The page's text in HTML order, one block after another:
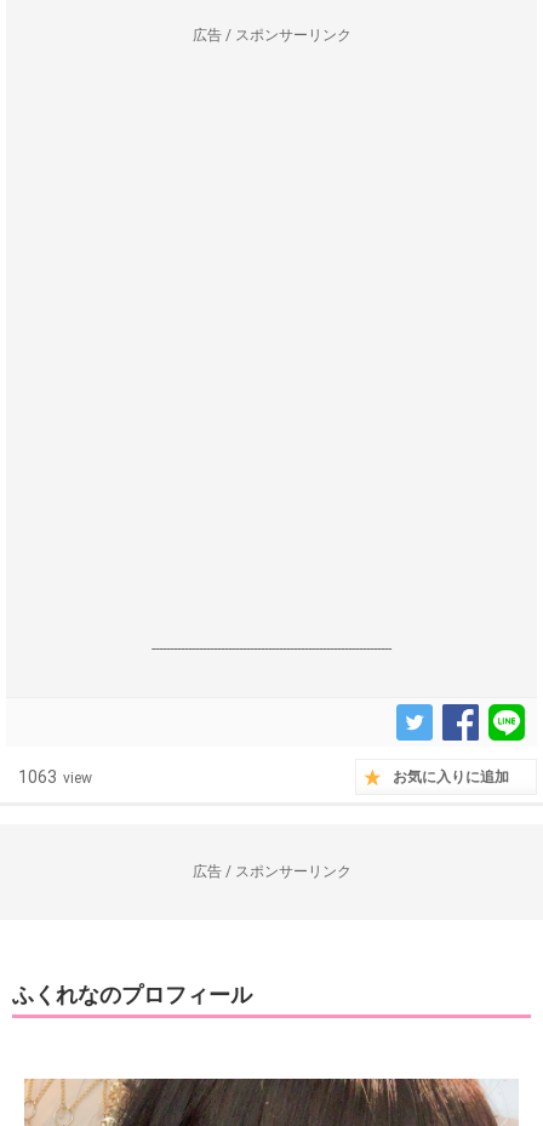
広告 / スポンサーリンク
------------------------------------------------------------------
1063 view お気に入りに追加
広告 / スポンサーリンク
ふくれなのプロフィール